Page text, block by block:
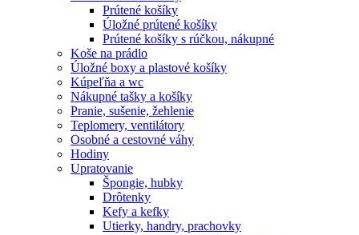
Prútené košíky
Úložné prútené košíky
Prútené košíky s rúčkou, nákupné
Koše na prádlo
Úložné boxy a plastové košíky
Kúpeľňa a wc
Nákupné tašky a košíky
Pranie, sušenie, žehlenie
Teplomery, ventilátory
Osobné a cestovné váhy
Hodiny
Upratovanie
Špongie, hubky
Drôtenky
Kefy a kefky
Utierky, handry, prachovky